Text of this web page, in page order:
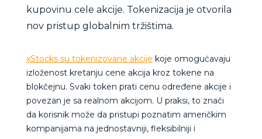
kupovinu cele akcije. Tokenizacija je otvorila
nov pristup globalnim tržištima.
xStocks su tokenizovane akcije koje omogućavaju
izloženost kretanju cene akcija kroz tokene na
blokčejnu. Svaki token prati cenu određene akcije i
povezan je sa realnom akcijom. U praksi, to znači
da korisnik može da pristupi poznatim američkim
kompanijama na jednostavniji, fleksibilniji i